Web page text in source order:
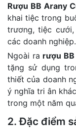
Rượu BB Arany
khai tiệc trong
trương, tiệc
các doanh nghiệp.
Ngoài ra rượu
tặng sử dụng
thiết của doanh
ý nghĩa tri ân
trong một năm
2. Đặc điểm